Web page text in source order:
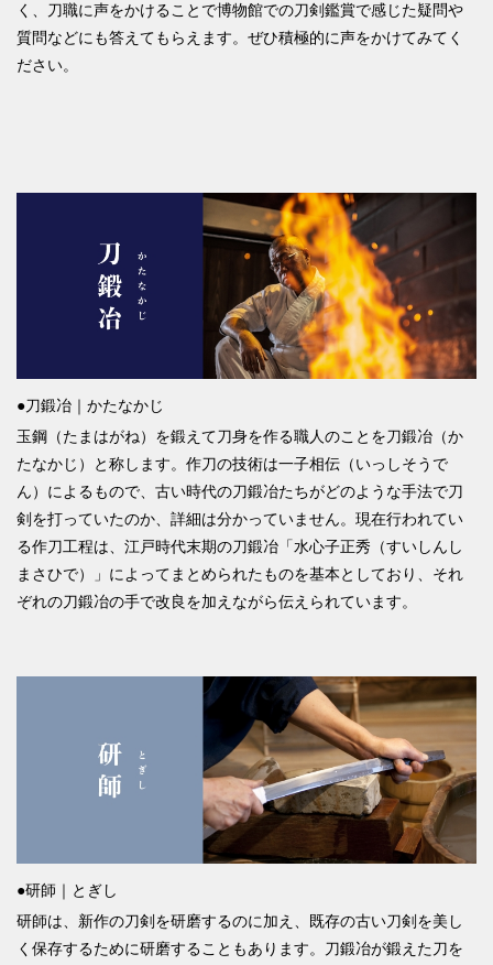
く、刀職に声をかけることで博物館での刀剣鑑賞で感じた疑問や
質問などにも答えてもらえます。ぜひ積極的に声をかけてみてく
ださい。
●刀鍛冶｜かたなかじ
玉鋼（たまはがね）を鍛えて刀身を作る職人のことを刀鍛冶（か
たなかじ）と称します。作刀の技術は一子相伝（いっしそうで
ん）によるもので、古い時代の刀鍛冶たちがどのような手法で刀
剣を打っていたのか、詳細は分かっていません。現在行われてい
る作刀工程は、江戸時代末期の刀鍛冶「水心子正秀（すいしんし
まさひで）」によってまとめられたものを基本としており、それ
ぞれの刀鍛冶の手で改良を加えながら伝えられています。
●研師｜とぎし
研師は、新作の刀剣を研磨するのに加え、既存の古い刀剣を美し
く保存するために研磨することもあります。刀鍛冶が鍛えた刀を